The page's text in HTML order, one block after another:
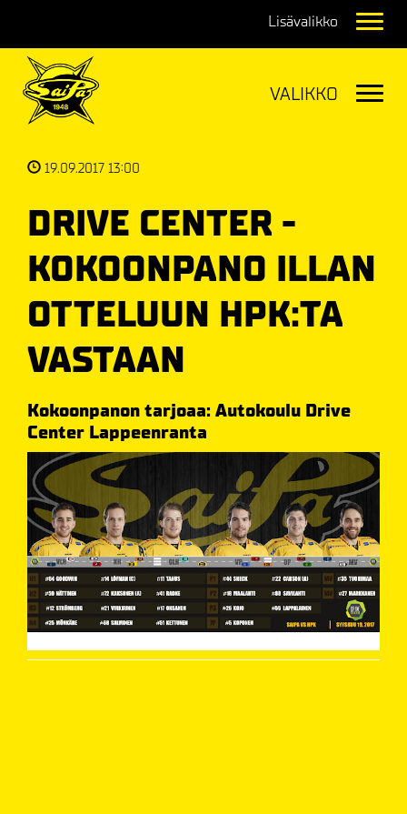
19.09.2017 13:00
DRIVE CENTER -
KOKOONPANO ILLAN
OTTELUUN HPK:TA
VASTAAN
Kokoonpanon tarjoaa: Autokoulu Drive
Center Lappeenranta